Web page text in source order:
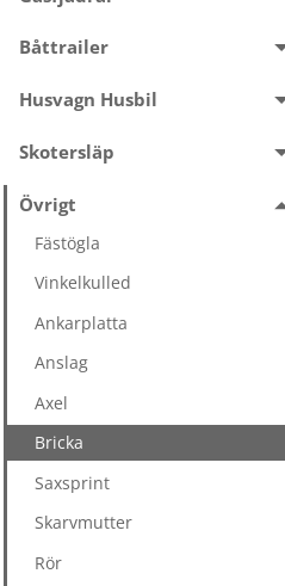
Båttrailer
Husvagn Husbil
Skotersläp
Övrigt
Fästögla
Vinkelkulled
Ankarplatta
Anslag
Axel
Bricka
Saxsprint
Skarvmutter
Rör